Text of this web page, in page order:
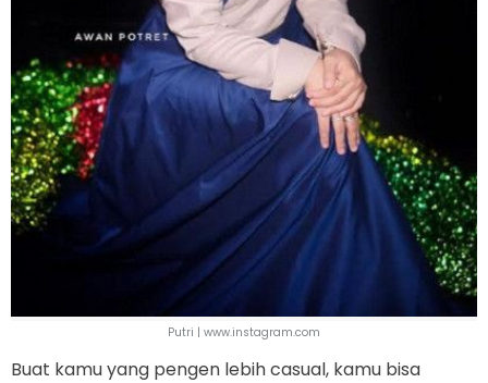
Putri | www.instagram.com
Buat kamu yang pengen lebih casual, kamu bisa